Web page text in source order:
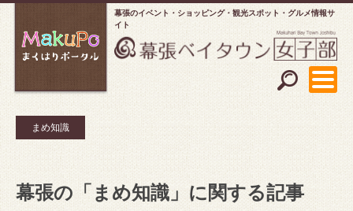
幕張のイベント・ショッピング
観光スポット・グルメ情報サ
イト
まめ知識
幕張の「まめ知識」に関する記事